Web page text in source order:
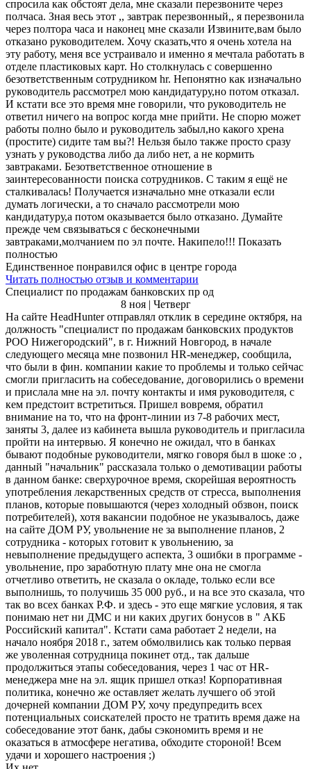
спросила как обстоят дела, мне сказали перезвоните через
полчаса. Зная весь этот ,, завтрак перезвонный,, я перезвонила
через полтора часа и наконец мне сказали Извините,вам было
отказано руководителем. Хочу сказать,что я очень хотела на
эту работу, меня все устраивало и именно я мечтала работать в
отделе пластиковых карт. Но столкнулась с совершенно
безответственным сотрудником hr. Непонятно как изначально
руководитель рассмотрел мою кандидатуру,но потом отказал.
И кстати все это время мне говорили, что руководитель не
ответил ничего на вопрос когда мне прийти. Не спорю может
работы полно было и руководитель забыл,но какого хрена
(простите) сидите там вы?! Нельзя было также просто сразу
узнать у руководства либо да либо нет, а не кормить
завтраками. Безответственное отношение в
заинтересованности поиска сотрудников. С таким я ещё не
сталкивалась! Получается изначально мне отказали если
думать логически, а то сначало рассмотрели мою
кандидатуру,а потом оказывается было отказано. Думайте
прежде чем связываться с бесконечными
завтраками,молчанием по эл почте. Накипело!!! Показать
полностью
Единственное понравился офис в центре города
Читать полностью отзыв и комментарии
Специалист по продажам банковских пр од
8 ноя | Четверг
На сайте HeadHunter отправлял отклик в середине октября, на
должность "специалист по продажам банковских продуктов
РОО Нижегородский", в г. Нижний Новгород, в начале
следующего месяца мне позвонил HR-менеджер, сообщила,
что были в фин. компании какие то проблемы и только сейчас
смогли пригласить на собеседование, договорились о времени
и прислала мне на эл. почту контакты и имя руководителя, с
кем предстоит встретиться. Пришел вовремя, обратил
внимание на то, что на фронт-линии из 7-8 рабочих мест,
заняты 3, далее из кабинета вышла руководитель и пригласила
пройти на интервью. Я конечно не ожидал, что в банках
бывают подобные руководители, мягко говоря был в шоке :o ,
данный "начальник" рассказала только о демотивации работы
в данном банке: сверхурочное время, скорейшая вероятность
употребления лекарственных средств от стресса, выполнения
планов, которые повышаются (через холодный обзвон, поиск
потребителей), хотя вакансии подобное не указывалось, даже
на сайте ДОМ РУ, увольнение не за выполнение планов, 2
сотрудника - которых готовит к увольнению, за
невыполнение предыдущего аспекта, 3 ошибки в программе -
увольнение, про заработную плату мне она не смогла
отчетливо ответить, не сказала о окладе, только если все
выполнишь, то получишь 35 000 руб., и на все это сказала, что
так во всех банках Р.Ф. и здесь - это еще мягкие условия, я так
понимаю нет ни ДМС и ни каких других бонусов в " АКБ
Российский капитал". Кстати сама работает 2 недели, на
начало ноября 2018 г., затем обмолвились как только первая
же уволенная сотрудница покинет отд., так дальше
продолжиться этапы собеседования, через 1 час от HR-
менеджера мне на эл. ящик пришел отказ! Корпоративная
политика, конечно же оставляет желать лучшего об этой
дочерней компании ДОМ РУ, хочу предупредить всех
потенциальных соискателей просто не тратить время даже на
собеседование этот банк, дабы сэкономить время и не
оказаться в атмосфере негатива, обходите стороной! Всем
удачи и хорошего настроения ;)